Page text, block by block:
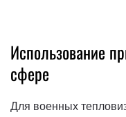
Использование
сфере
Для военных